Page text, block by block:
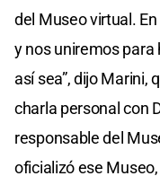
del Museo virtual.
y nos uniremos para
así sea”, dijo Marini,
charla personal con
responsable del
oficializó ese